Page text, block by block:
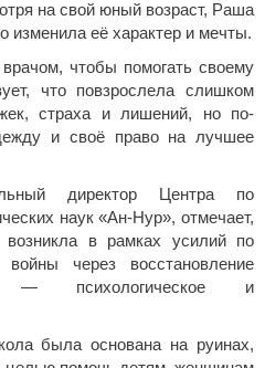
на свой юный возраст, Раша
изменила её характер и мечты.
чтобы помогать своему
что повзрослела слишком
страха и лишений, но по-
и своё право на лучшее
директор Центра по
наук «Ан-Нур», отмечает,
в рамках усилий по
войны через восстановление
— психологическое и
была основана на руинах,